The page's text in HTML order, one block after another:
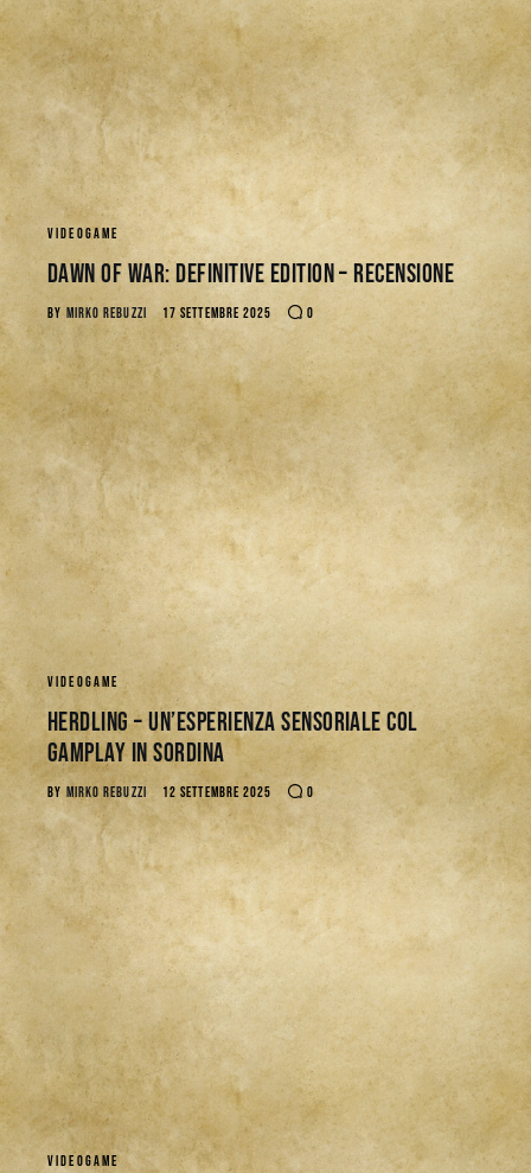
VIDEOGAME
Dawn of War: Definitive Edition – Recensione
BY MIRKO REBUZZI 17 SETTEMBRE 2025 0
VIDEOGAME
Herdling – Un’esperienza sensoriale col
gamplay in sordina
BY MIRKO REBUZZI 12 SETTEMBRE 2025 0
VIDEOGAME